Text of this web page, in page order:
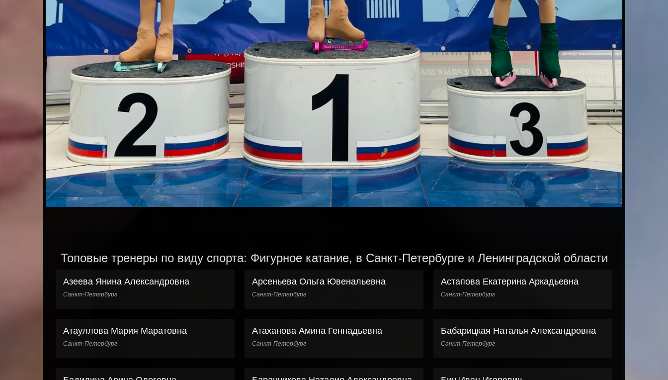
Топовые тренеры по виду спорта: Фигурное катание, в Санкт-Петербурге и Ленинградской области
Азеева Янина Александровна
Санкт-Петербург
Арсеньева Ольга Ювенальевна
Санкт-Петербург
Астапова Екатерина Аркадьевна
Санкт-Петербург
Атауллова Мария Маратовна
Санкт-Петербург
Атаханова Амина Геннадьевна
Санкт-Петербург
Бабарицкая Наталья Александровна
Санкт-Петербург